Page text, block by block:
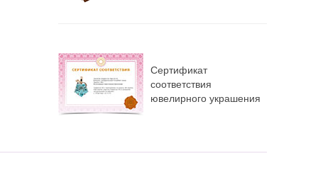
Сертификат
соответствия
ювелирного украшения